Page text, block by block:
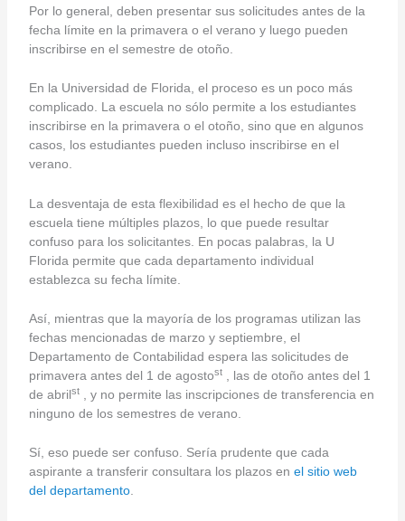
Por lo general, deben presentar sus solicitudes antes de la
fecha límite en la primavera o el verano y luego pueden
inscribirse en el semestre de otoño.
En la Universidad de Florida, el proceso es un poco más
complicado. La escuela no sólo permite a los estudiantes
inscribirse en la primavera o el otoño, sino que en algunos
casos, los estudiantes pueden incluso inscribirse en el
verano.
La desventaja de esta flexibilidad es el hecho de que la
escuela tiene múltiples plazos, lo que puede resultar
confuso para los solicitantes. En pocas palabras, la U
Florida permite que cada departamento individual
establezca su fecha límite.
Así, mientras que la mayoría de los programas utilizan las
fechas mencionadas de marzo y septiembre, el
Departamento de Contabilidad espera las solicitudes de
primavera antes del 1 de agostost, las de otoño antes del 1
de abrilst, y no permite las inscripciones de transferencia en
ninguno de los semestres de verano.
Sí, eso puede ser confuso. Sería prudente que cada
aspirante a transferir consultara los plazos en el sitio web
del departamento.